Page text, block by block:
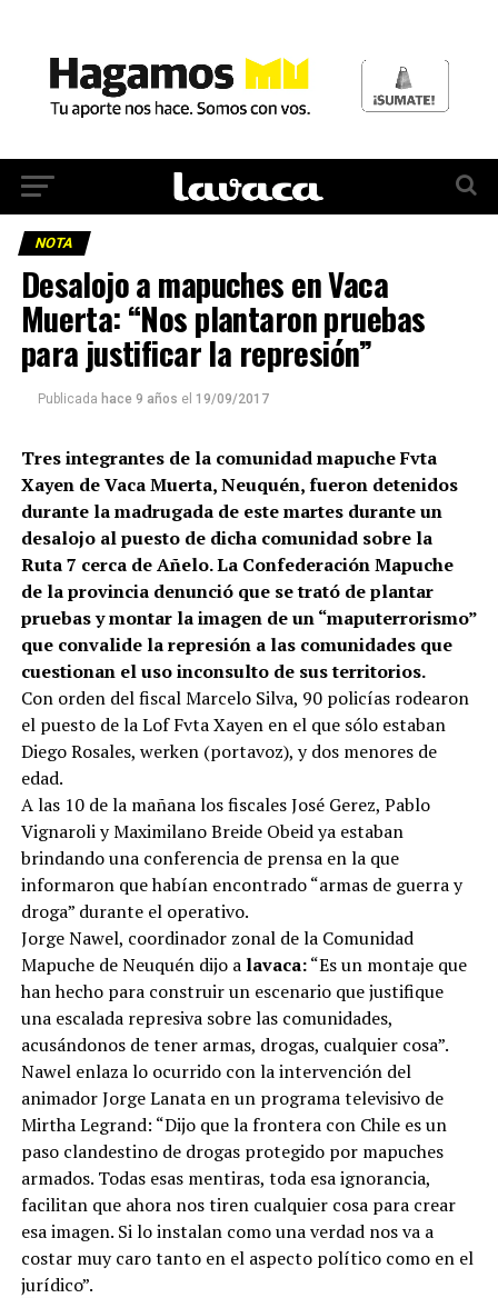
NOTA
Desalojo a mapuches en Vaca
Muerta: “Nos plantaron pruebas
para justificar la represión”
Publicada hace 9 años el 19/09/2017
Tres integrantes de la comunidad mapuche Fvta
Xayen de Vaca Muerta, Neuquén, fueron detenidos
durante la madrugada de este martes durante un
desalojo al puesto de dicha comunidad sobre la
Ruta 7 cerca de Añelo. La Confederación Mapuche
de la provincia denunció que se trató de plantar
pruebas y montar la imagen de un “maputerrorismo”
que convalide la represión a las comunidades que
cuestionan el uso inconsulto de sus territorios.
Con orden del fiscal Marcelo Silva, 90 policías rodearon
el puesto de la Lof Fvta Xayen en el que sólo estaban
Diego Rosales, werken (portavoz), y dos menores de
edad.
A las 10 de la mañana los fiscales José Gerez, Pablo
Vignaroli y Maximilano Breide Obeid ya estaban
brindando una conferencia de prensa en la que
informaron que habían encontrado “armas de guerra y
droga” durante el operativo.
Jorge Nawel, coordinador zonal de la Comunidad
Mapuche de Neuquén dijo a lavaca:“Es un montaje que
han hecho para construir un escenario que justifique
una escalada represiva sobre las comunidades,
acusándonos de tener armas, drogas, cualquier cosa”.
Nawel enlaza lo ocurrido con la intervención del
animador Jorge Lanata en un programa televisivo de
Mirtha Legrand: “Dijo que la frontera con Chile es un
paso clandestino de drogas protegido por mapuches
armados. Todas esas mentiras, toda esa ignorancia,
facilitan que ahora nos tiren cualquier cosa para crear
esa imagen. Si lo instalan como una verdad nos va a
costar muy caro tanto en el aspecto político como en el
jurídico”.